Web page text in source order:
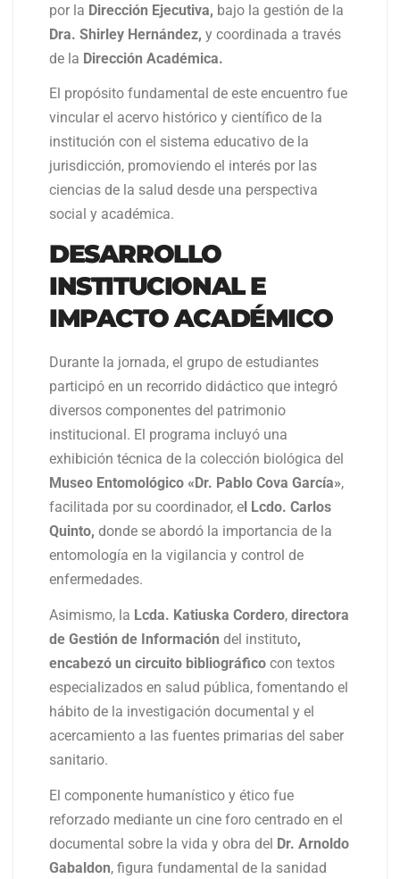
por la Dirección Ejecutiva, bajo la gestión de la
Dra. Shirley Hernández, y coordinada a través
de la Dirección Académica.
El propósito fundamental de este encuentro fue
vincular el acervo histórico y científico de la
institución con el sistema educativo de la
jurisdicción, promoviendo el interés por las
ciencias de la salud desde una perspectiva
social y académica.
DESARROLLO
INSTITUCIONAL E
IMPACTO ACADÉMICO
Durante la jornada, el grupo de estudiantes
participó en un recorrido didáctico que integró
diversos componentes del patrimonio
institucional. El programa incluyó una
exhibición técnica de la colección biológica del
Museo Entomológico «Dr. Pablo Cova García»,
facilitada por su coordinador, el Lcdo. Carlos
Quinto, donde se abordó la importancia de la
entomología en la vigilancia y control de
enfermedades.
Asimismo, la Lcda. Katiuska Cordero, directora
de Gestión de Información del instituto,
encabezó un circuito bibliográfico con textos
especializados en salud pública, fomentando el
hábito de la investigación documental y el
acercamiento a las fuentes primarias del saber
sanitario.
El componente humanístico y ético fue
reforzado mediante un cine foro centrado en el
documental sobre la vida y obra del Dr. Arnoldo
Gabaldon, figura fundamental de la sanidad